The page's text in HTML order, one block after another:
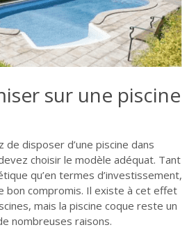
sur une piscine
de disposer d’une piscine dans
choisir le modèle adéquat. Tant
qu’en termes d’investissement,
bon compromis. Il existe à cet effet
mais la piscine coque reste un
nombreuses raisons.